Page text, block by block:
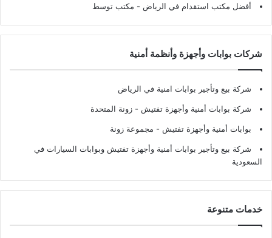
أفضل مكتب استقدام في الرياض - مكتب توسط
شركات بوابات وأجهزة وأنظمة أمنية
شركة بيع وتأجير بوابات امنية في الرياض
شركة بوابات أمنية وأجهزة تفتيش - زونة المتحدة
بوابات أمنية وأجهزة تفتيش - مجموعة زونة
شركة بيع وتأجير بوابات أمنية وأجهزة تفتيش وبوابات السيارات في
السعودية
خدمات متنوعة